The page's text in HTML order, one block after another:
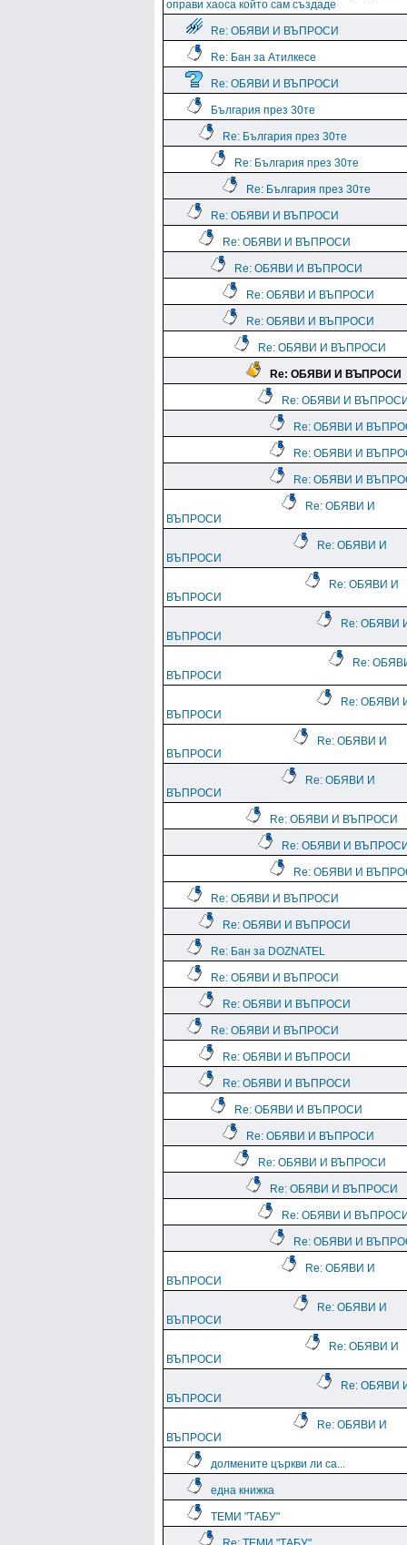
оправи хаоса който сам създаде
Re: ОБЯВИ И ВЪПРОСИ
Re: Бан за Атилкесе
Re: ОБЯВИ И ВЪПРОСИ
България през 30те
Re: България през 30те
Re: България през 30те
Re: България през 30те
Re: ОБЯВИ И ВЪПРОСИ
Re: ОБЯВИ И ВЪПРОСИ
Re: ОБЯВИ И ВЪПРОСИ
Re: ОБЯВИ И ВЪПРОСИ
Re: ОБЯВИ И ВЪПРОСИ
Re: ОБЯВИ И ВЪПРОСИ
Re: ОБЯВИ И ВЪПРОСИ
Re: ОБЯВИ И
Re: ОБЯВИ И
Re: ОБЯВИ И
Re: ОБЯВИ И
Re: ОБЯВИ И
ВЪПРОСИ
Re: ОБЯВИ И
ВЪПРОСИ
Re: ОБЯВИ И
ВЪПРОСИ
Re: ОБЯВИ
ВЪПРОСИ
Re:
ВЪПРОСИ
Re: ОБЯВИ
ВЪПРОСИ
Re: ОБЯВИ И
ВЪПРОСИ
Re: ОБЯВИ И
ВЪПРОСИ
Re: ОБЯВИ И ВЪПРОСИ
Re: ОБЯВИ И
Re: ОБЯВИ И
Re: ОБЯВИ И ВЪПРОСИ
Re: ОБЯВИ И ВЪПРОСИ
Re: Бан за DOZNATEL
Re: ОБЯВИ И ВЪПРОСИ
Re: ОБЯВИ И ВЪПРОСИ
Re: ОБЯВИ И ВЪПРОСИ
Re: ОБЯВИ И ВЪПРОСИ
Re: ОБЯВИ И ВЪПРОСИ
Re: ОБЯВИ И ВЪПРОСИ
Re: ОБЯВИ И ВЪПРОСИ
Re: ОБЯВИ И ВЪПРОСИ
Re: ОБЯВИ И ВЪПРОСИ
Re: ОБЯВИ И
Re: ОБЯВИ И
Re: ОБЯВИ И
ВЪПРОСИ
Re: ОБЯВИ И
ВЪПРОСИ
Re: ОБЯВИ И
ВЪПРОСИ
Re: ОБЯВИ
ВЪПРОСИ
Re: ОБЯВИ И
ВЪПРОСИ
долмените църкви ли са...
една книжка
ТЕМИ "ТАБУ"